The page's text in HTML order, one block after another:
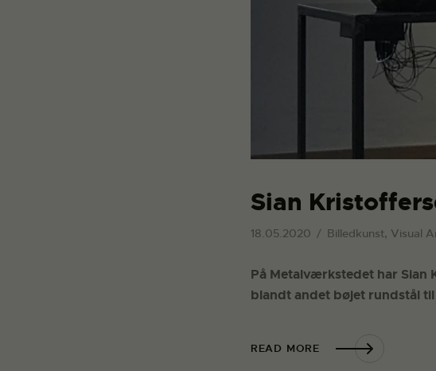
Sian
18.05.2020 Billedkunst, Visual
På Metalværkstedet har Sian
blandt andet bøjet rundstål
READ MORE